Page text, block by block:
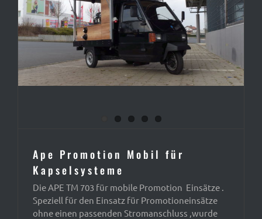
Ape Promotion Mobil für
Kapselsysteme
Die APE TM 703 für mobile Promotion Einsätze .
Speziell für den Einsatz für Promotioneinsätze
ohne einen passenden Stromanschluss ,wurde